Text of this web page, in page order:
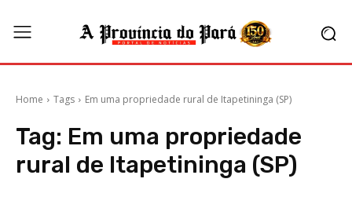
Home Tags Em uma propriedade rural de Itapetininga (SP)
Tag: Em uma propriedade
rural de Itapetininga (SP)